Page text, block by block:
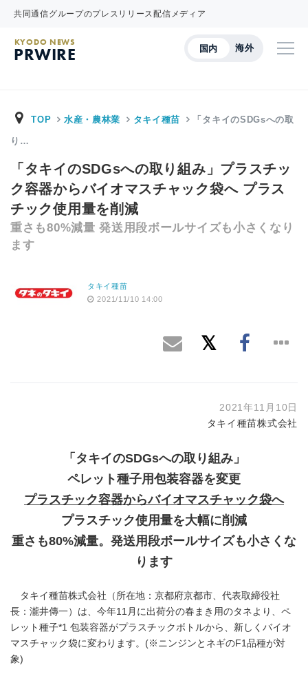
共同通信グループのプレスリリース配信メディア
国内 海外
KYODO NEWS
PRWIRE
TOP 水産・農林業 タキイ種苗 「タキイのSDGsへの取
り…
「タキイのSDGsへの取り組み」プラスチッ
ク容器からバイオマスチャック袋へ プラス
チック使用量を削減
重さも80%減量 発送用段ボールサイズも小さくなり
ます
タキイ種苗
2021/11/10 14:00
2021年11月10日
タキイ種苗株式会社
「タキイのSDGsへの取り組み」
ペレット種子用包装容器を変更
プラスチック容器からバイオマスチャック袋へ
プラスチック使用量を大幅に削減
重さも80%減量。発送用段ボールサイズも小さくな
ります
タキイ種苗株式会社（所在地：京都府京都市、代表取締役社
長：瀧井傳一）は、今年11月に出荷分の春まき用のタネより、ペ
レット種子*1 包装容器がプラスチックボトルから、新しくバイオ
マスチャック袋に変わります。(※ニンジンとネギのF1品種が対
象)